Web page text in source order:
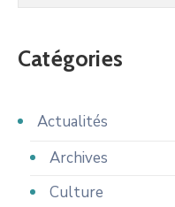
Catégories
Actualités
Archives
Culture